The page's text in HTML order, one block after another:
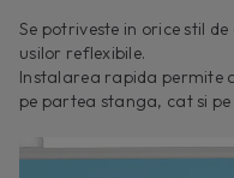
Se potriveste in orice stil
usilor reflexibile.
Instalarea rapida permite
pe partea stanga, cat si